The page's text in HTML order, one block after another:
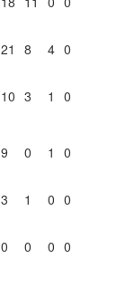
21 8 4 0
10 3 1 0
9 0 1 0
3 1 0 0
0 0 0 0